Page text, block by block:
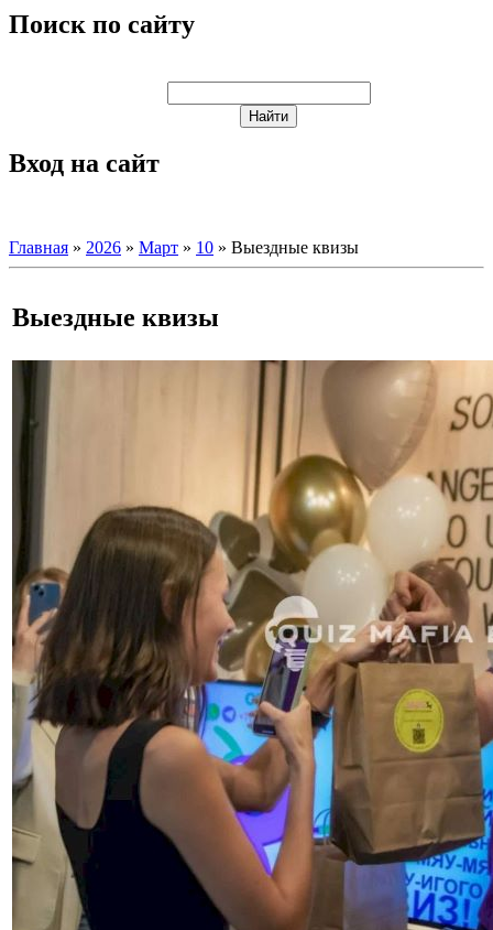
Поиск по сайту
Вход на сайт
Главная » 2026 » Март » 10 » Выездные квизы
Выездные квизы